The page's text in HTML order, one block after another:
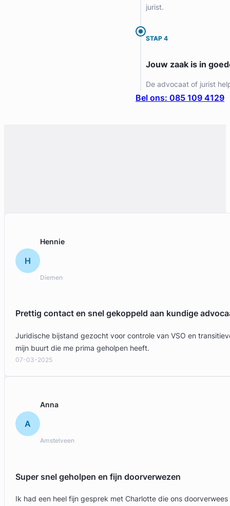
Geverifieerd
jurist.
STAP 4
Jouw zaak is in
De advocaat of jurist
Bel ons: 085 109 4129
H
Hennie
Diemen
Prettig contact en snel gekoppeld aan kundige
Juridische bijstand gezocht voor controle van VSO en
mijn buurt die me prima geholpen heeft.
07-03-2025
A
Anna
Amstelveen
Super snel geholpen en fijn doorverwezen
Ik had een heel fijn gesprek met Charlotte die ons